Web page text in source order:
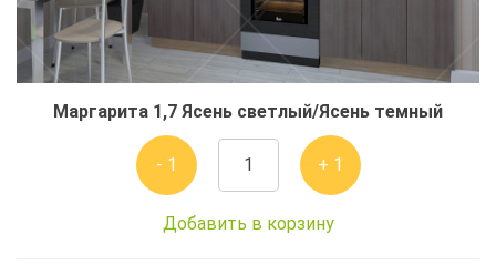
Маргарита 1,7 Ясень светлый/Ясень темный
- 1 + 1
Добавить в корзину